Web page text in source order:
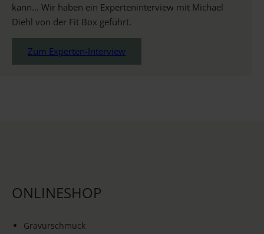
kann… Wir haben ein Experteninterview mit Michael
Diehl von der Fit Box geführt.
Zum Experten-Interview
ONLINESHOP
Gravurschmuck